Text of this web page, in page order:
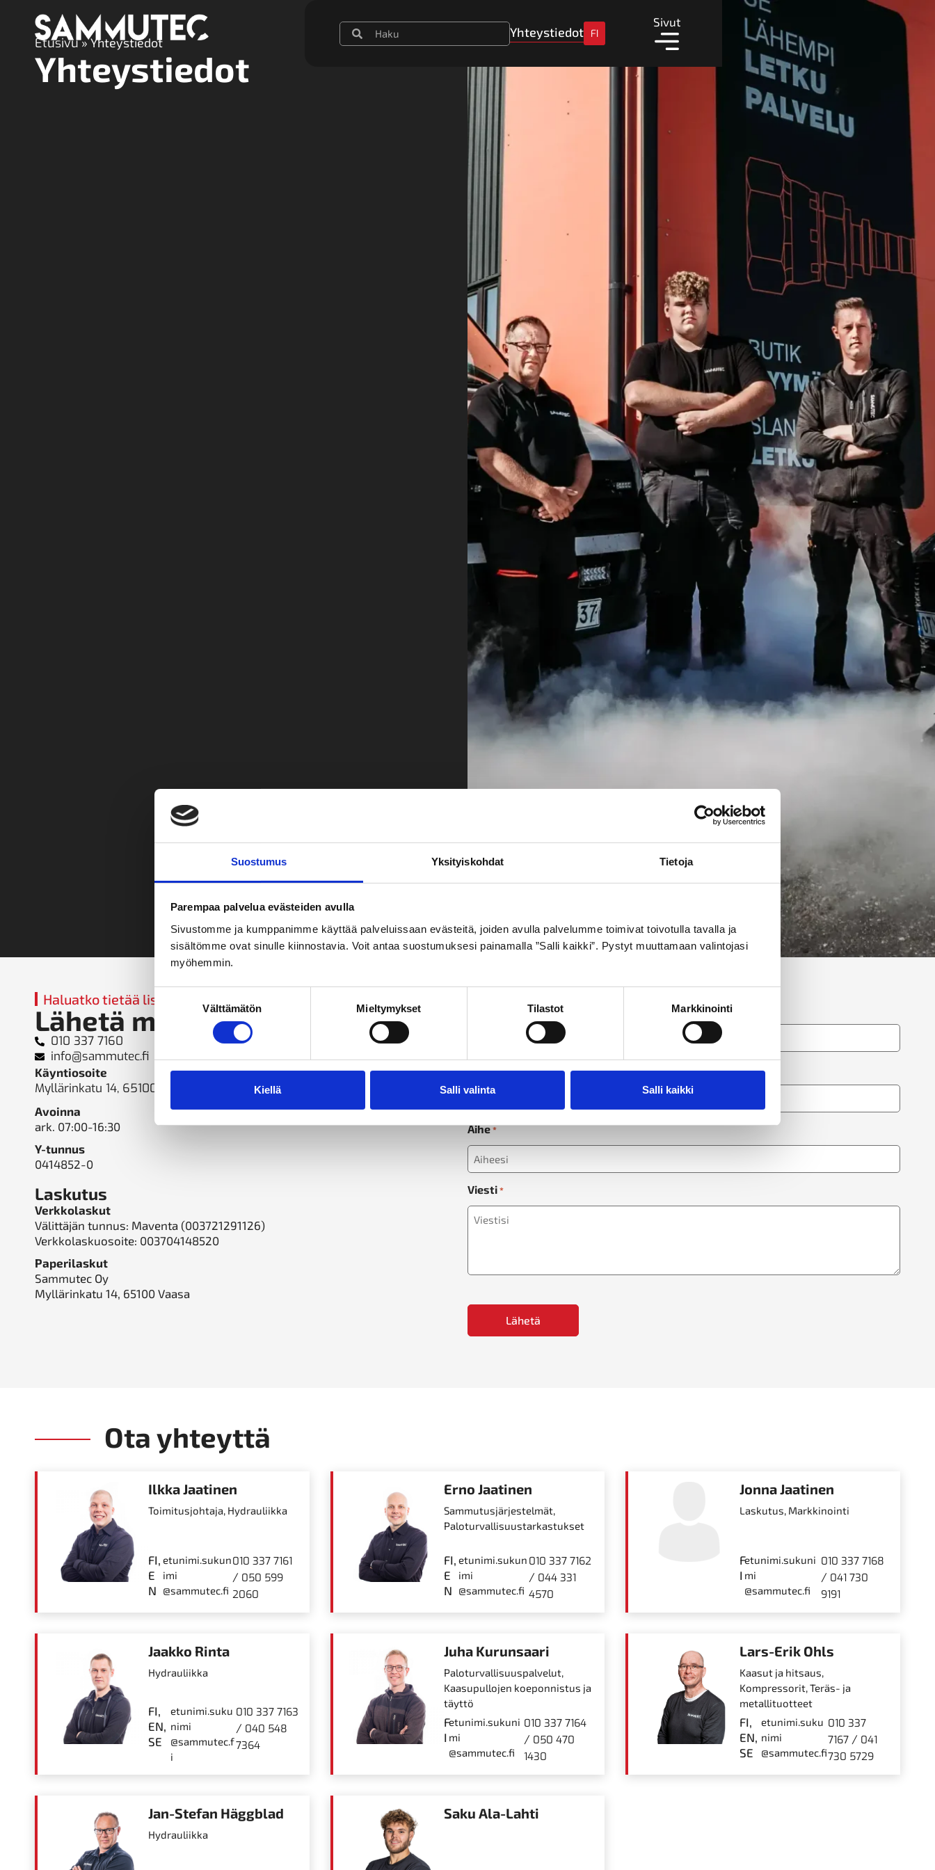
Suostumus Yksityiskohdat Tietoja
Parempaa palvelua evästeiden avulla
Sivustomme ja kumppanimme käyttää palveluissaan evästeitä, joiden avulla palvelumme toimivat toivotulla tavalla ja
sisältömme ovat sinulle kiinnostavia. Voit antaa suostumuksesi painamalla ”Salli kaikki”. Pystyt muuttamaan valintojasi
myöhemmin.
Välttämätön Mieltymykset Tilastot Markkinointi
Kiellä Salli valinta Salli kaikki
Yhteystiedot FI
Etusivu»Yhteystiedot
Yhteystiedot
Haluatko tietää lisää?
Lähetä meille viesti
010 337 7160
info@sammutec.fi
Käyntiosoite
Myllärinkatu 14, 65100 Vaasa
Avoinna
ark. 07:00-16:30
Y-tunnus
0414852-0
Laskutus
Verkkolaskut
Välittäjän tunnus: Maventa (003721291126)
Verkkolaskuosoite: 003704148520
Paperilaskut
Sammutec Oy
Myllärinkatu 14, 65100 Vaasa
Sukunimi
Sähköposti * Puhelin
Aihe *
Viesti *
Ota yhteyttä
Ilkka Jaatinen
Toimitusjohtaja, Hydrauliikka
FI,
E
N
etunimi.sukun
imi
@sammutec.fi
010 337 7161
/ 050 599
2060
Erno Jaatinen
Sammutus­järjestelmät,
Paloturvallisuus­tarkastukset
FI,
E
N
etunimi.sukun
imi
@sammutec.fi
010 337 7162
/ 044 331
4570
Jonna Jaatinen
Laskutus, Markkinointi
F
I
etunimi.sukuni
mi
@sammutec.fi
010 337 7168
/ 041 730
9191
Jaakko Rinta
Hydrauliikka
FI,
EN,
SE
etunimi.suku
nimi
@sammutec.f
i
010 337 7163
/ 040 548
7364
Juha Kurunsaari
Paloturvallisuus­palvelut,
Kaasupullojen koeponnistus ja
täyttö
F
I
etunimi.sukuni
mi
@sammutec.fi
010 337 7164
/ 050 470
1430
Lars-Erik Ohls
Kaasut ja hitsaus,
Kompressorit, Teräs- ja
metallituotteet
FI,
EN,
SE
etunimi.suku
nimi
@sammutec.fi
010 337
7167 / 041
730 5729
Jan-Stefan Häggblad
Hydrauliikka
Saku Ala-Lahti